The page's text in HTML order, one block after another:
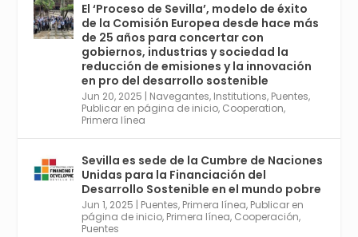
Avata
r
Sevilla World @worldsevilla ·
21 May 2024
Conoce a @mvbim, la empresa sevillana
que ha sido pionera en España en el uso de
la tecnología BIM para digitalizar e
industrializar la arquitectura y la
construcción. Ver su dimensión
internacional en el reportaje de
@juanluispavon1 en @elCorreoWeb :
https://tinyurl.com/yfa2h55p
2 6 Twitter
El ‘Proceso de Sevilla’, modelo de éxito
de la Comisión Europea desde hace más
de 25 años para concertar con
gobiernos, industrias y sociedad la
reducción de emisiones y la innovación
en pro del desarrollo sostenible
Jun 20, 2025 | Navegantes, Institutions, Puentes,
Publicar en página de inicio, Cooperation,
Primera línea
Sevilla es sede de la Cumbre de Naciones
Unidas para la Financiación del
Desarrollo Sostenible en el mundo pobre
Jun 1, 2025 | Puentes, Primera línea, Publicar en
página de inicio, Primera línea, Cooperación,
Puentes